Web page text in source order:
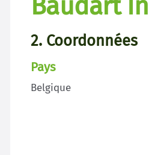
2. Coordonnées
Pays
Belgique